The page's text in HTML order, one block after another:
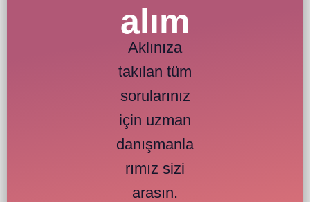
alım
Aklınıza
takılan tüm
sorularınız
için uzman
danışmanla
rımız sizi
arasın.